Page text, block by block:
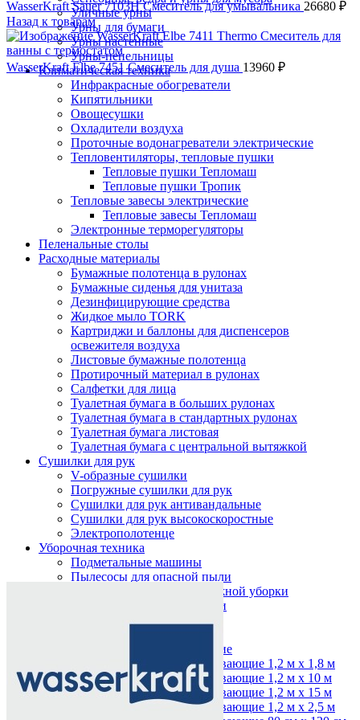
Уличные урны
Урны для бумаги
Урны настенные
Урны-пепельницы
Климатическая техника
Инфракрасные обогреватели
Кипятильники
Овощесушки
Охладители воздуха
Проточные водонагреватели электрические
Тепловентиляторы, тепловые пушки
Тепловые пушки Тепломаш
Тепловые пушки Тропик
Тепловые завесы электрические
Тепловые завесы Тепломаш
Электронные терморегуляторы
Пеленальные столы
Расходные материалы
Бумажные полотенца в рулонах
Бумажные сиденья для унитаза
Дезинфицирующие средства
Жидкое мыло TORK
Картриджи и баллоны для диспенсеров
освежителя воздуха
Листовые бумажные полотенца
Протирочный материал в рулонах
Салфетки для лица
Туалетная бумага в больших рулонах
Туалетная бумага в стандартных рулонах
Туалетная бумага листовая
Туалетная бумага с центральной вытяжкой
Сушилки для рук
V-образные сушилки
Погружные сушилки для рук
Сушилки для рук антивандальные
Сушилки для рук высокоскоростные
Электрополотенце
Уборочная техника
Подметальные машины
Пылесосы для опасной пыли
Пылесосы для сухой и влажной уборки
Пылесосы для сухой уборки
Коврики влаговпитывающие
Коврики влаговпитывающие 1,2 м х 1,8 м
Коврики влаговпитывающие 1,2 м х 10 м
Коврики влаговпитывающие 1,2 м х 15 м
Коврики влаговпитывающие 1,2 м х 2,5 м
WasserKraft Sauer 7103H Смеситель для умывальника 26680 ₽
Назад к товарам
WasserKraft Elbe 7451 Смеситель для душа 13960 ₽
Нажмите, чтобы увеличить